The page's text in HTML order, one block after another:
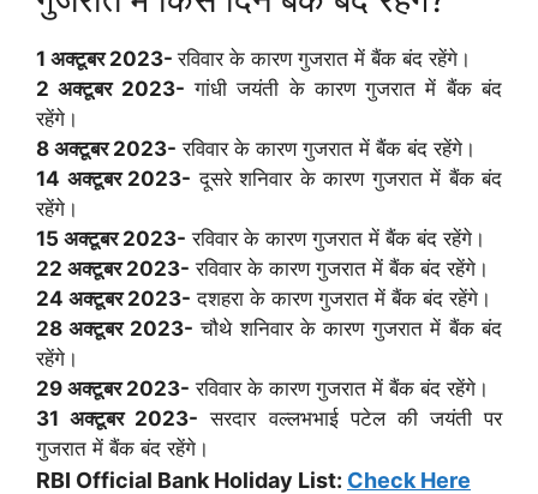
1 अक्टूबर 2023-रविवार के कारण गुजरात में बैंक बंद रहेंगे।
2 अक्टूबर 2023- गांधी जयंती के कारण गुजरात में बैंक बंद
रहेंगे।
8 अक्टूबर 2023- रविवार के कारण गुजरात में बैंक बंद रहेंगे।
14 अक्टूबर 2023- दूसरे शनिवार के कारण गुजरात में बैंक बंद
रहेंगे।
15 अक्टूबर 2023- रविवार के कारण गुजरात में बैंक बंद रहेंगे।
22 अक्टूबर 2023- रविवार के कारण गुजरात में बैंक बंद रहेंगे।
24 अक्टूबर 2023- दशहरा के कारण गुजरात में बैंक बंद रहेंगे।
28 अक्टूबर 2023- चौथे शनिवार के कारण गुजरात में बैंक बंद
रहेंगे।
29 अक्टूबर 2023- रविवार के कारण गुजरात में बैंक बंद रहेंगे।
31 अक्टूबर 2023- सरदार वल्लभभाई पटेल की जयंती पर
गुजरात में बैंक बंद रहेंगे।
RBI Official Bank Holiday List: Check Here